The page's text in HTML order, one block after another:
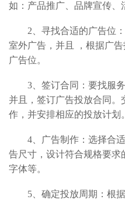
如：产品推广、品牌宣传、
2 、寻找合适的广告位
室外广告，并且 ，根据广
广告位。
3 、签订合同：要找服
并且，签订广告投放合同。
作，并安排相应的投放计划。
4 、广告制作：选择合
告尺寸，设计符合规格要求
字体等。
5 、确定投放周期：根